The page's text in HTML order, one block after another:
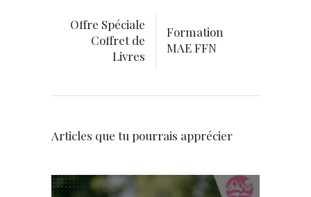
Offre Spéciale
Coffret de
Livres
Formation
MAE FFN
Articles que tu pourrais apprécier